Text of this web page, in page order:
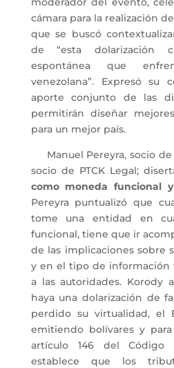
cámara para la realización
que se buscó
de “esta dolarización
espontánea que
venezolana”. Expresó su
aporte conjunto de las
permitirán diseñar
para un mejor país.
Manuel Pereyra, socio de
socio de PTCKLegal;
como moneda funcional
Pereyra puntualizó que
tome una entidad en
funcional, tiene que ir
de las implicaciones sobre
y en el tipo de información
a las autoridades. Korody
haya una dolarización de
perdido su virtualidad, el
emitiendo bolívares y
artículo 146 del Código
establece que los